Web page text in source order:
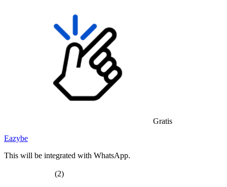
Gratis
Eazybe
This will be integrated with WhatsApp.
(2)